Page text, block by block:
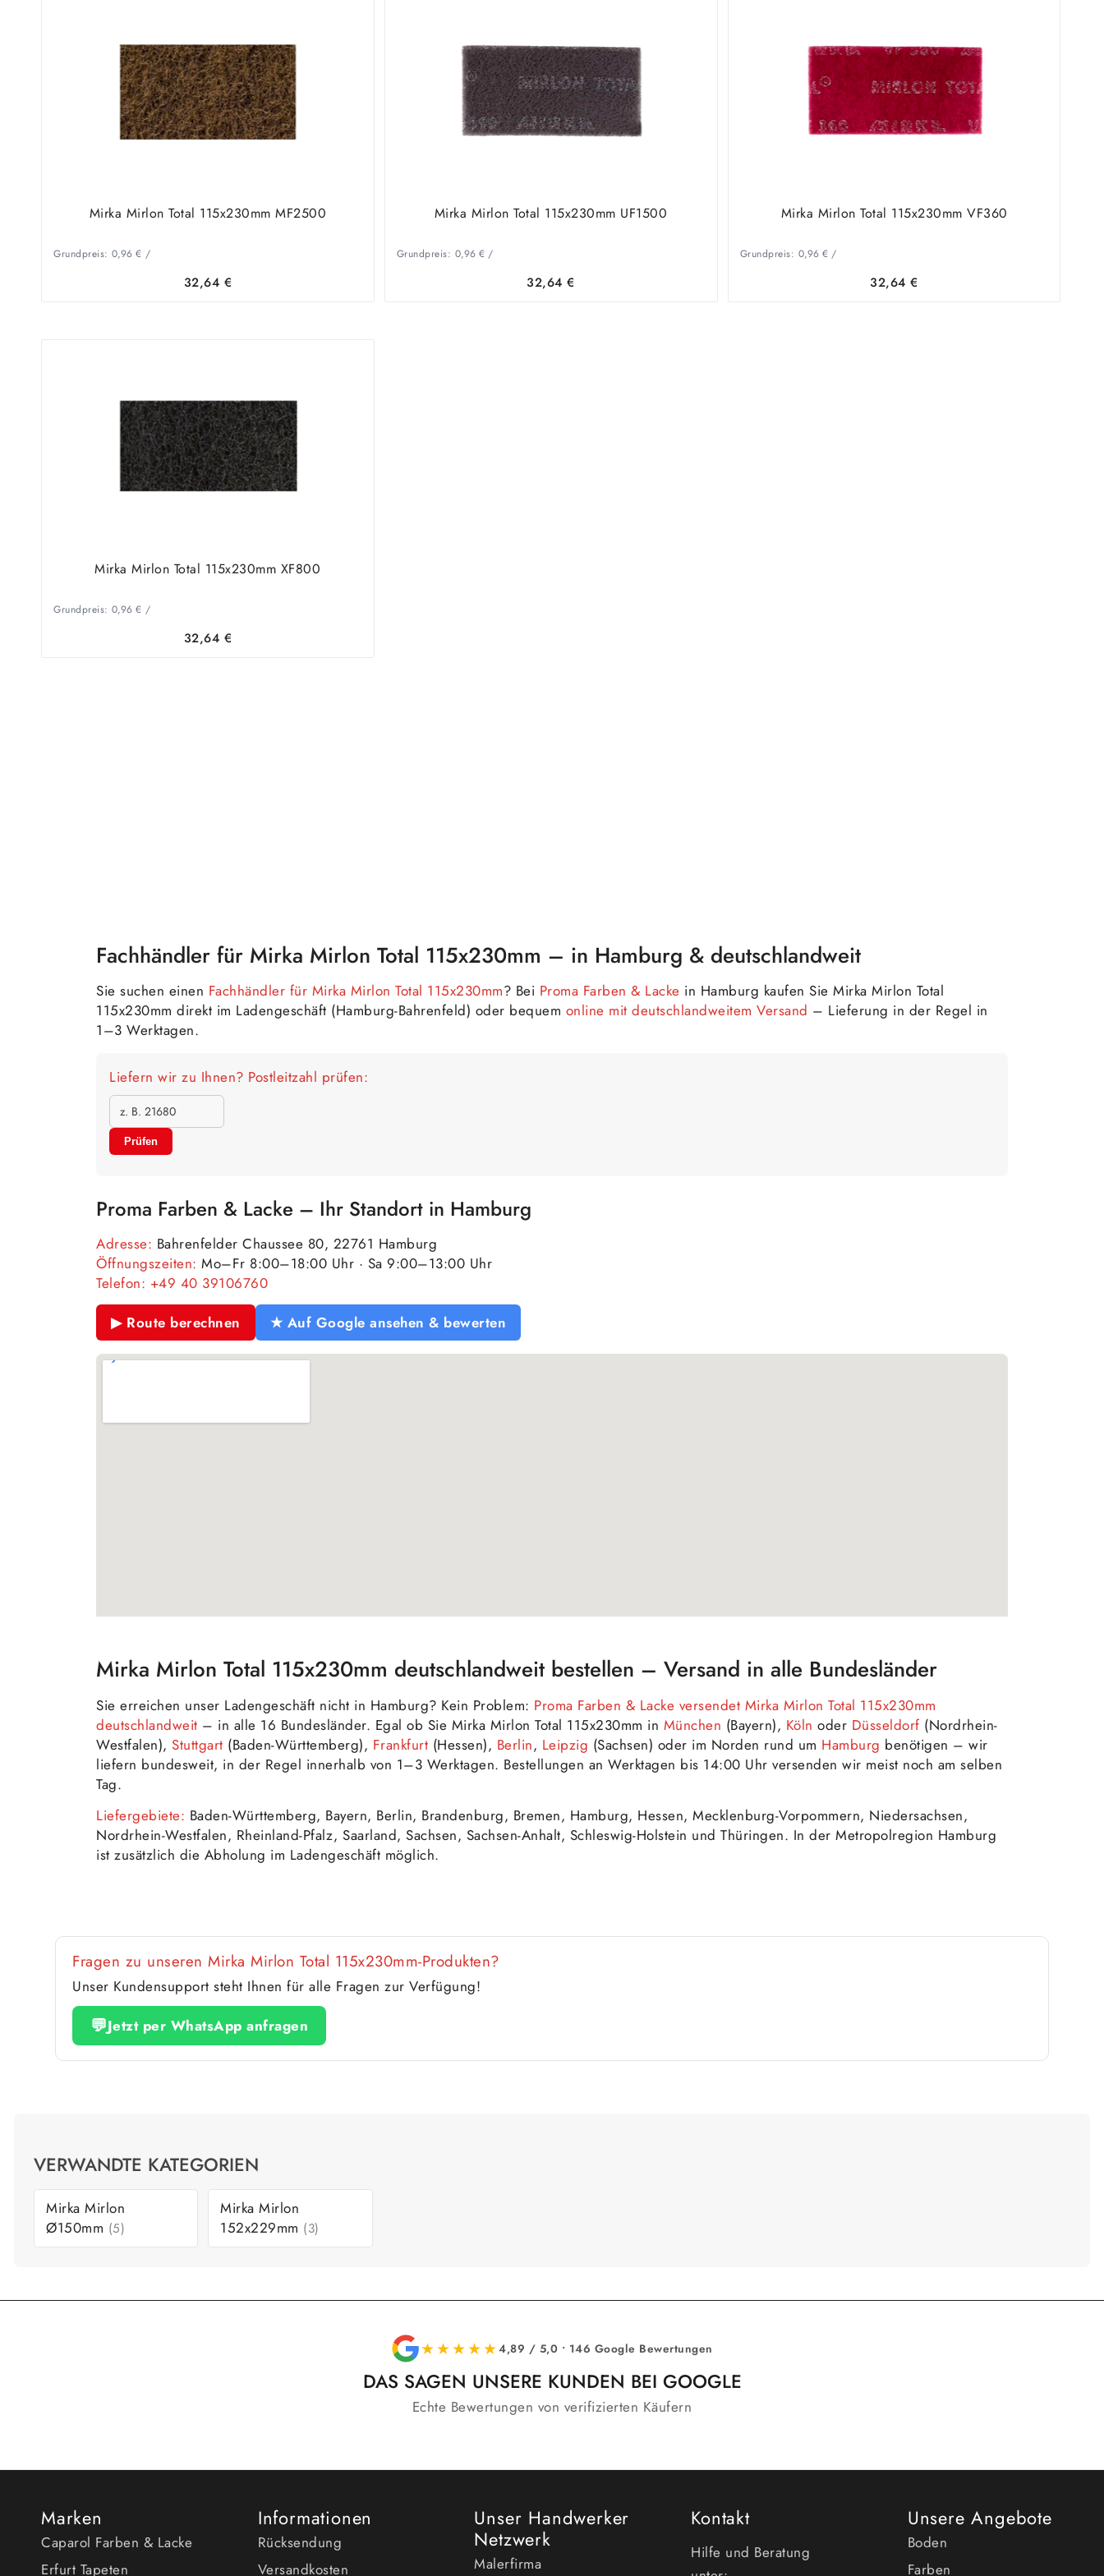
Mirka Mirlon Total 115x230mm MF2500
Grundpreis: 0,96 € /
32,64 €
Mirka Mirlon Total 115x230mm UF1500
Grundpreis: 0,96 €/
32,64€
Mirka Mirlon Total 115x230mm VF360
Grundpreis: 0,96 €/
32,64€
Mirka Mirlon Total 115x230mm XF800
Grundpreis: 0,96 € /
32,64 €
Fachhändler für Mirka Mirlon Total 115x230mm – in Hamburg & deutschlandweit
Sie suchen einen Fachhändler für Mirka Mirlon Total 115x230mm? Bei Proma Farben & Lacke in Hamburg kaufen Sie Mirka Mirlon Total
115x230mm direkt im Ladengeschäft (Hamburg-Bahrenfeld) oder bequem online mit deutschlandweitem Versand – Lieferung in der Regel in
1–3 Werktagen.
Liefern wir zu Ihnen? Postleitzahl prüfen:
Prüfen
Proma Farben & Lacke – Ihr Standort in Hamburg
Adresse: Bahrenfelder Chaussee 80, 22761 Hamburg
Öffnungszeiten: Mo–Fr 8:00–18:00 Uhr · Sa 9:00–13:00 Uhr
Telefon: +49 40 39106760
▶ Route berechnen ★ Auf Google ansehen & bewerten
Mirka Mirlon Total 115x230mm deutschlandweit bestellen – Versand in alle Bundesländer
Sie erreichen unser Ladengeschäft nicht in Hamburg? Kein Problem: Proma Farben & Lacke versendet Mirka Mirlon Total 115x230mm
deutschlandweit – in alle 16 Bundesländer. Egal ob Sie Mirka Mirlon Total 115x230mm in München (Bayern), Köln oder Düsseldorf (Nordrhein-
Westfalen), Stuttgart (Baden-Württemberg), Frankfurt (Hessen), Berlin, Leipzig (Sachsen) oder im Norden rund um Hamburg benötigen – wir
liefern bundesweit, in der Regel innerhalb von 1–3 Werktagen. Bestellungen an Werktagen bis 14:00 Uhr versenden wir meist noch am selben
Tag.
Liefergebiete: Baden-Württemberg, Bayern, Berlin, Brandenburg, Bremen, Hamburg, Hessen, Mecklenburg-Vorpommern, Niedersachsen,
Nordrhein-Westfalen, Rheinland-Pfalz, Saarland, Sachsen, Sachsen-Anhalt, Schleswig-Holstein und Thüringen. In der Metropolregion Hamburg
ist zusätzlich die Abholung im Ladengeschäft möglich.
Fragen zu unseren Mirka Mirlon Total 115x230mm-Produkten?
Unser Kundensupport steht Ihnen für alle Fragen zur Verfügung!
💬Jetzt per WhatsApp anfragen
VERWANDTE KATEGORIEN
Mirka Mirlon
Ø150mm (5)
Mirka Mirlon
152x229mm (3)
★★★★★4,89 / 5,0 • 146 Google Bewertungen
DAS SAGEN UNSERE KUNDEN BEI GOOGLE
Echte Bewertungen von verifizierten Käufern
Marken
Caparol Farben & Lacke
Erfurt Tapeten
Informationen
Rücksendung
Versandkosten
Unser Handwerker
Netzwerk
Malerfirma
Kontakt
Hilfe und Beratung
Unsere Angebote
Boden
Farben